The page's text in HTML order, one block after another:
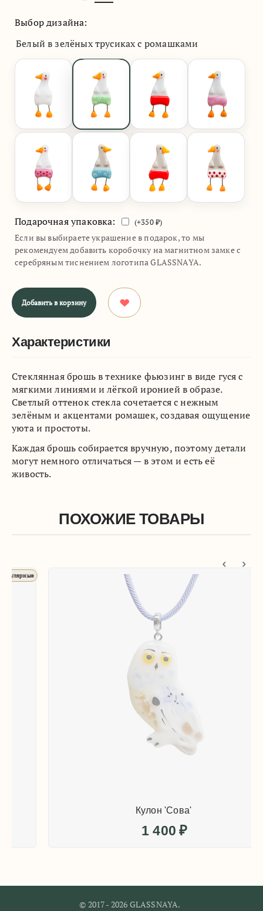
Выбор дизайна:
Белый в зелёных трусиках с ромашками
Подарочная упаковка: (+350₽)
Если вы выбираете украшение в подарок, то мы
рекомендуем добавить коробочку на магнитном замке с
серебряным тиснением логотипа GLASSNAYA.
Добавить в корзину
Характеристики
Стеклянная брошь в технике фьюзинг в виде гуся с
мягкими линиями и лёгкой иронией в образе.
Светлый оттенок стекла сочетается с нежным
зелёным и акцентами ромашек, создавая ощущение
уюта и простоты.
Каждая брошь собирается вручную, поэтому детали
могут немного отличаться — в этом и есть её
живость.
ПОХОЖИЕ ТОВАРЫ
Кулон 'Сова'
1 400 ₽
© 2017 - 2026 GLASSNAYA.